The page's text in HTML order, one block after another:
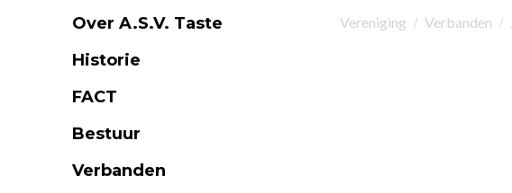
Over A.S.V. Taste
Historie
FACT
Bestuur
Verbanden
Vereniging Verbanden